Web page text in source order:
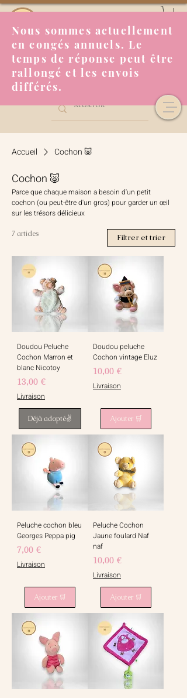
Nous sommes actuellement
en congés annuels. Le
temps de réponse peut être
rallongé et les envois
différés.
Accueil Cochon 🐷
Cochon 🐷
Parce que chaque maison a besoin d'un petit
cochon (ou peut-être d'un gros) pour garder un œil
sur les trésors délicieux
7 articles Filtrer et trier
Doudou Peluche
Cochon Marron et
blanc Nicotoy
Prix
13,00 €
Livraison
Déjà adopté✌️
Doudou peluche
Cochon vintage Eluz
Prix
10,00 €
Livraison
Ajouter 🛒
Peluche cochon bleu
Georges Peppa pig
Prix
7,00 €
Livraison
Ajouter 🛒
Peluche Cochon
Jaune foulard Naf
naf
Prix
10,00 €
Livraison
Ajouter 🛒